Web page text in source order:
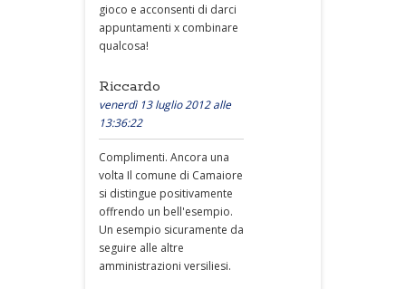
gioco e acconsenti di darci
appuntamenti x combinare
qualcosa!
Riccardo
venerdì 13 luglio 2012 alle
13:36:22
Complimenti. Ancora una
volta Il comune di Camaiore
si distingue positivamente
offrendo un bell'esempio.
Un esempio sicuramente da
seguire alle altre
amministrazioni versiliesi.